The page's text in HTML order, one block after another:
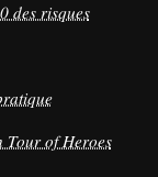
des risques
Tour of Heroes